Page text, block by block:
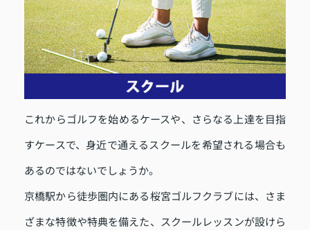
これからゴルフを始めるケースや、さらなる上達を目指
すケースで、身近で通えるスクールを希望される場合も
あるのではないでしょうか。
京橋駅から徒歩圏内にある桜宮ゴルフクラブには、さま
ざまな特徴や特典を備えた、スクールレッスンが設けら